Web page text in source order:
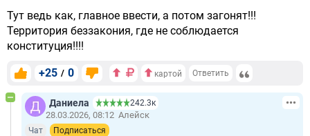
Тут ведь как, главное ввести, а потом загонят!!!
Территория беззакония, где не соблюдается
конституция!!!!
+25 / 0 картой Ответить
Даниела 242.3к
28.03.2026, 08:12 Алейск
Чат Подписаться